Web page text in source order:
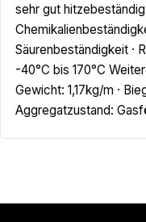
sehr gut
Säurenbeständigkeit ·
-40°C bis 170°C
Gewicht: 1,17kg/m ·
Aggregatzustand: